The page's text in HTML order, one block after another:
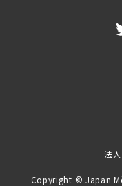
法
Copyright © Japan